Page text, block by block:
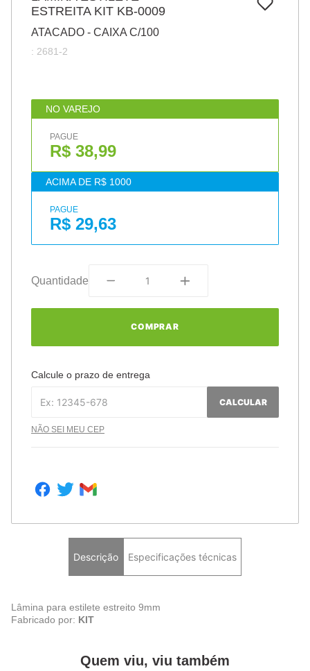
ESTREITA KIT KB-0009
ATACADO - CAIXA C/100
: 2681-2
NO VAREJO
PAGUE
R$ 38,99
ACIMA DE R$ 1000
PAGUE
R$ 29,63
Quantidade
COMPRAR
Calcule o prazo de entrega
CALCULAR
NÃO SEI MEU CEP
Descrição Especificações técnicas
Lâmina para estilete estreito 9mm
Fabricado por: KIT
Quem viu, viu também
papel
cola
barbante